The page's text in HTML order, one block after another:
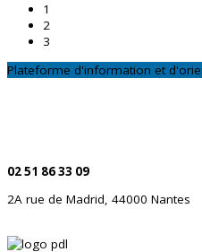
1
2
3
Plateforme d'information et
02 51 86 33 09
2A rue de Madrid, 44000 Nantes